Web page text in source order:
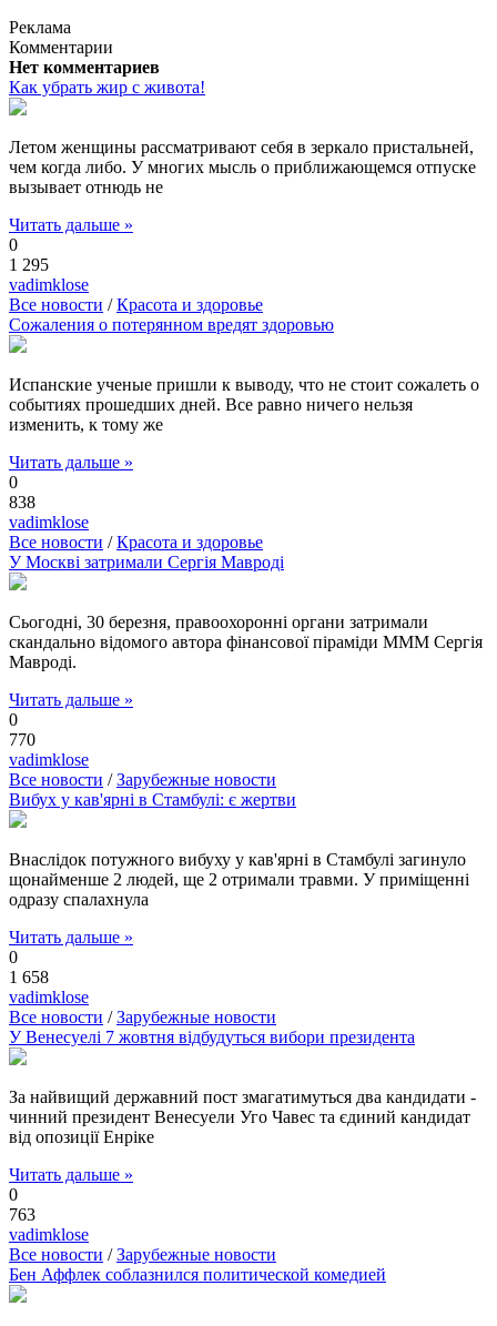
Реклама
Комментарии
Нет комментариев
Как убрать жир с живота!
Летом женщины рассматривают себя в зеркало пристальней,
чем когда либо. У многих мысль о приближающемся отпуске
вызывает отнюдь не
Читать дальше »
0
1 295
vadimklose
Все новости /Красота и здоровье
Сожаления о потерянном вредят здоровью
Испанские ученые пришли к выводу, что не стоит сожалеть о
событиях прошедших дней. Все равно ничего нельзя
изменить, к тому же
Читать дальше »
0
838
vadimklose
Все новости /Красота и здоровье
У Москві затримали Сергія Мавроді
Сьогодні, 30 березня, правоохоронні органи затримали
скандально відомого автора фінансової піраміди МММ Сергія
Мавроді.
Читать дальше »
0
770
vadimklose
Все новости /Зарубежные новости
Вибух у кав'ярні в Стамбулі: є жертви
Внаслідок потужного вибуху у кав'ярні в Стамбулі загинуло
щонайменше 2 людей, ще 2 отримали травми. У приміщенні
одразу спалахнула
Читать дальше »
0
1 658
vadimklose
Все новости /Зарубежные новости
У Венесуелі 7 жовтня відбудуться вибори президента
За найвищий державний пост змагатимуться два кандидати -
чинний президент Венесуели Уго Чавес та єдиний кандидат
від опозиції Енріке
Читать дальше »
0
763
vadimklose
Все новости /Зарубежные новости
Бен Аффлек соблазнился политической комедией